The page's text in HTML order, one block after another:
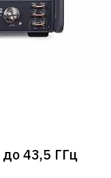
43,5 ГГц